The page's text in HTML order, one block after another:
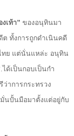
เท้า” ของอนุทินมา
ต ทั้งการถูกดำเนินคดี
ทย แต่นั่นแหล่ะ อนุทิน
ด้เป็นกอบเป็นกำ
าการกระทรวง
นปั้นมือมาตั้งแต่อยู่กับ